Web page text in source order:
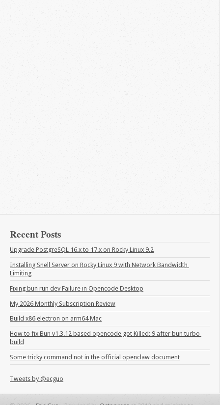
Recent Posts
Upgrade PostgreSQL 16.x to 17.x on Rocky Linux 9.2
Installing Snell Server on Rocky Linux 9 with Network Bandwidth
Limiting
Fixing bun run dev Failure in Opencode Desktop
My 2026 Monthly Subscription Review
Build x86 electron on arm64 Mac
How to fix Bun v1.3.12 based opencode got Killed: 9 after bun turbo
build
Some tricky command not in the official openclaw document
Tweets by @ecguo